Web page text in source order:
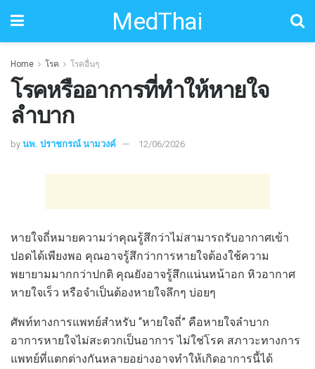
MedThai
Home โรค โรคอื่นๆ
โรคหรืออาการที่ทำให้หายใจ
ลำบาก
by นพ. ปราชกรณ์ นามวงค์ 12/06/2026
หายใจถี่หมายความว่าคุณรู้สึกว่าไม่สามารถรับอากาศเข้า
ปอดได้เพียงพอ คุณอาจรู้สึกว่าการหายใจต้องใช้ความ
พยายามมากกว่าปกติ คุณยังอาจรู้สึกแน่นหน้าอก หิวอากาศ
หายใจเร็ว หรือจำเป็นต้องหายใจลึกๆ บ่อยๆ
ศัพท์ทางการแพทย์สำหรับ “หายใจถี่” คือหายใจลำบาก
อาการหายใจไม่สะดวกเป็นอาการ ไม่ใช่โรค สภาวะทางการ
แพทย์ที่แตกต่างกันหลายอย่างอาจทำให้เกิดอาการนี้ได้